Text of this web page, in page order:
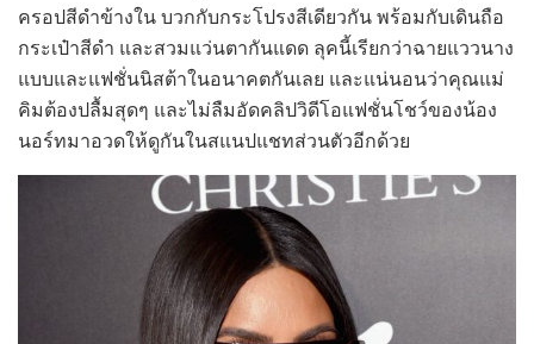
ครอปสีดำข้างใน บวกกับกระโปรงสีเดียวกัน พร้อมกับเดินถือ
กระเป๋าสีดำ และสวมแว่นตากันแดด ลุคนี้เรียกว่าฉายแววนาง
แบบและแฟชั่นนิสต้าในอนาคตกันเลย และแน่นอนว่าคุณแม่
คิมต้องปลื้มสุดๆ และไม่ลืมอัดคลิปวิดีโอแฟชั่นโชว์ของน้อง
นอร์ทมาอวดให้ดูกันในสแนปแชทส่วนตัวอีกด้วย